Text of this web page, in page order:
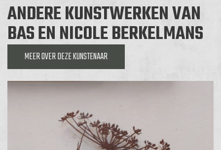
ANDERE KUNSTWERKEN VAN
BAS EN NICOLE BERKELMANS
MEER OVER DEZE KUNSTENAAR